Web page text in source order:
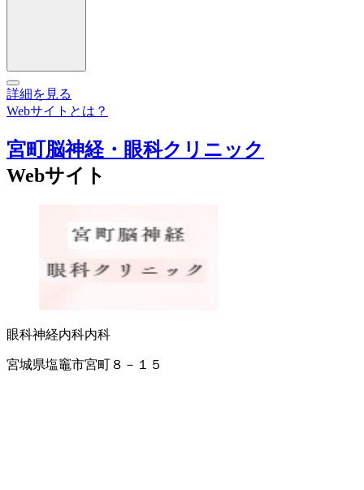
詳細を見る
Webサイトとは？
宮町脳神経・眼科クリニック
Webサイト
眼科神経内科内科
宮城県塩竈市宮町８－１５